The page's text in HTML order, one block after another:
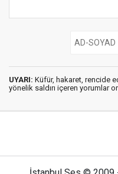
UYARI: Küfür, hakaret, rencide
yönelik saldırı içeren yorumlar